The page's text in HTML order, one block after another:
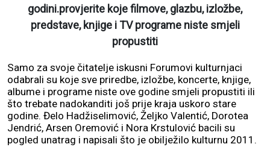
godini.provjerite koje filmove, glazbu, izložbe,
predstave, knjige i TV programe niste smjeli
propustiti
Samo za svoje čitatelje iskusni Forumovi kulturnjaci
odabrali su koje sve priredbe, izložbe, koncerte, knjige,
albume i programe niste ove godine smjeli propustiti ili
što trebate nadokanditi još prije kraja uskoro stare
godine. Đelo Hadžiselimović, Željko Valentić, Dorotea
Jendrić, Arsen Oremović i Nora Krstulović bacili su
pogled unatrag i napisali što je obilježilo kulturnu 2011.